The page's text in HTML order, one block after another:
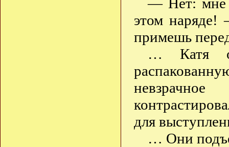
этом наряде!
примешь
… Катя
для
… Они